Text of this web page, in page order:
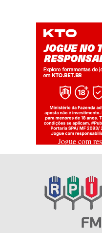
Jogue com